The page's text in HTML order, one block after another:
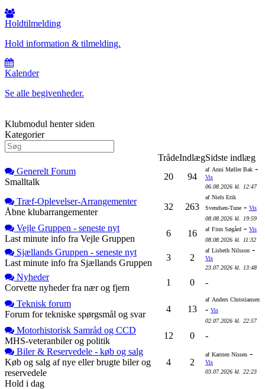
Holdtilmelding
Hold information & tilmelding.
Kalender
Se alle begivenheder.
Klubmodul henter siden
Kategorier
TrådeIndlægSidste indlæg
Generelt Forum
Smalltalk
20 94
af Anni Møller Bak -
Vis
06.08.2026 kl. 12:47
Træf-Oplevelser-Arrangementer
Åbne klubarrangementer
32 263
af Niels Erik
Svendsen-Tune - Vis
08.08.2026 kl. 19:59
Vejle Gruppen - seneste nyt
Last minute info fra Vejle Gruppen
6 16 af Finn Søgård - Vis
08.08.2026 kl. 11:32
Sjællands Gruppen - seneste nyt
Last minute info fra Sjællands Gruppen
3 2
af Lisbeth Nilsson -
Vis
23.07.2026 kl. 13:48
Nyheder
Corvette nyheder fra nær og fjern
1 0 -
Teknisk forum
Forum for tekniske spørgsmål og svar
4 13
af Anders Christiansen
- Vis
02.07.2026 kl. 22:57
Motorhistorisk Samråd og CCD
MHS-veteranbiler og politik
12 0
-
Biler & Reservedele - køb og salg
Køb og salg af nye eller brugte biler og
reservedele
4 2
af Karsten Nissen -
Vis
03.07.2026 kl. 22:23
Hold i dag